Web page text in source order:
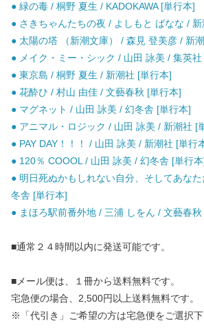
● 緑の毒 / 桐野 夏生 / KADOKAWA [単行本]
● さきちゃんたちの夜 / よしもと ばなな /
● 太陽の塔 （新潮文庫） / 森見 登美彦 / 新
● メイク・ミー・シック / 山田 詠美 / 集英社
● 東京島 / 桐野 夏生 / 新潮社 [単行本]
● 花酔ひ / 村山 由佳 / 文藝春秋 [単行本]
● マグネット / 山田 詠美 / 幻冬舎 [単行本]
● アニマル・ロジック / 山田 詠美 / 新潮社 [
● PAY DAY！！！ / 山田 詠美 / 新潮社 [単行
● 120％ COOOL / 山田 詠美 / 幻冬舎 [単行
● 明日死ぬかもしれない自分、そしてあな
冬舎 [単行本]
● まほろ駅前番外地 / 三浦 しをん / 文藝春秋
■通常２４時間以内に発送可能です。
■メール便は、１冊から送料無料です。
宅急便の場合、2,500円以上送料無料です。
※「代引き」ご希望の方は宅急便をご選択下